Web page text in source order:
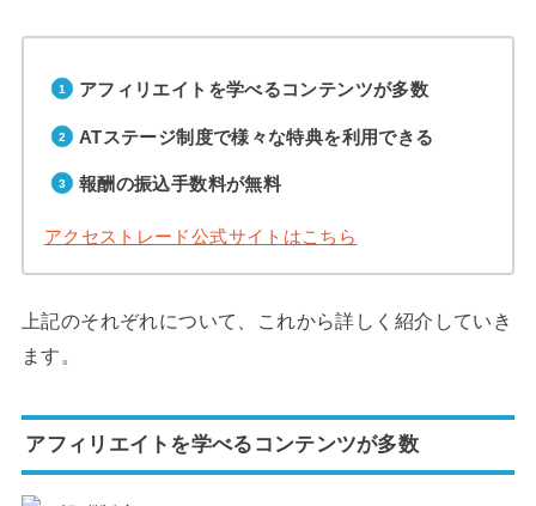
アフィリエイトを学べるコンテンツが多数
ATステージ制度で様々な特典を利用できる
報酬の振込手数料が無料
アクセストレード公式サイトはこちら
上記のそれぞれについて、これから詳しく紹介していき
ます。
アフィリエイトを学べるコンテンツが多数